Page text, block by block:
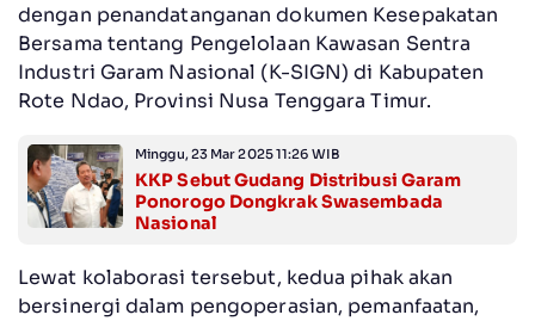
dengan penandatanganan dokumen Kesepakatan
Bersama tentang Pengelolaan Kawasan Sentra
Industri Garam Nasional (K-SIGN) di Kabupaten
Rote Ndao, Provinsi Nusa Tenggara Timur.
Minggu, 23 Mar 2025 11:26 WIB
KKP Sebut Gudang Distribusi Garam
Ponorogo Dongkrak Swasembada
Nasional
Lewat kolaborasi tersebut, kedua pihak akan
bersinergi dalam pengoperasian, pemanfaatan,